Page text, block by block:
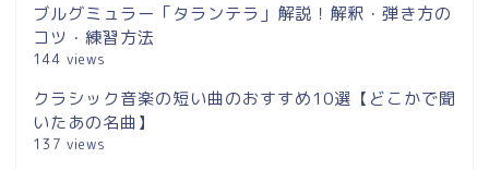
ブルグミュラー「タランテラ」解説！解釈・弾き方の
コツ・練習方法
144 views
クラシック音楽の短い曲のおすすめ10選【どこかで聞
いたあの名曲】
137 views